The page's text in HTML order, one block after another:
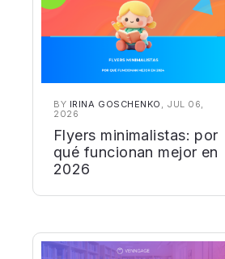
BY IRINA GOSCHENKO , JUL 06,
2026
Flyers minimalistas: por
qué funcionan mejor en
2026